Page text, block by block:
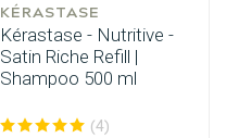
KÉRASTASE
Kérastase - Nutritive -
Satin Riche Refill |
Shampoo 500 ml
(4)